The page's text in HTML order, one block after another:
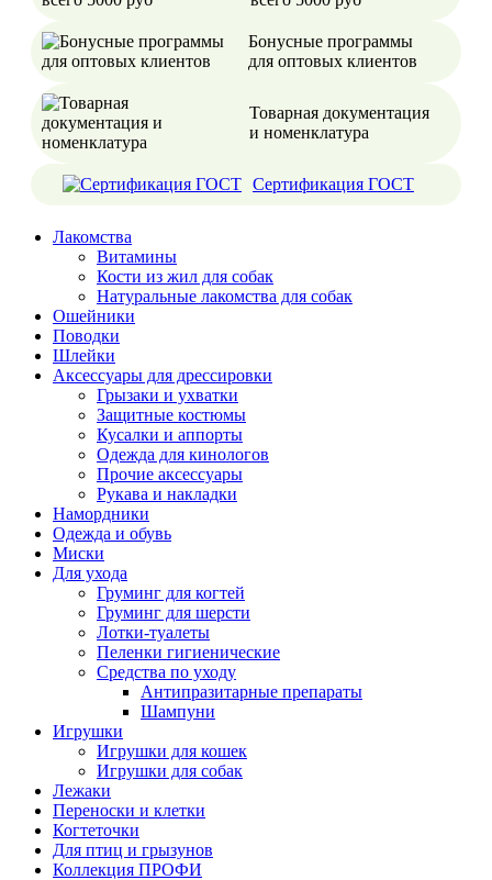
Бонусные программы
для оптовых клиентов
Товарная документация
и номенклатура
Сертификация ГОСТ
Лакомства
Витамины
Кости из жил для собак
Натуральные лакомства для собак
Ошейники
Поводки
Шлейки
Аксессуары для дрессировки
Грызаки и ухватки
Защитные костюмы
Кусалки и аппорты
Одежда для кинологов
Прочие аксессуары
Рукава и накладки
Намордники
Одежда и обувь
Миски
Для ухода
Груминг для когтей
Груминг для шерсти
Лотки-туалеты
Пеленки гигиенические
Средства по уходу
Антипразитарные препараты
Шампуни
Игрушки
Игрушки для кошек
Игрушки для собак
Лежаки
Переноски и клетки
Когтеточки
Для птиц и грызунов
Коллекция ПРОФИ